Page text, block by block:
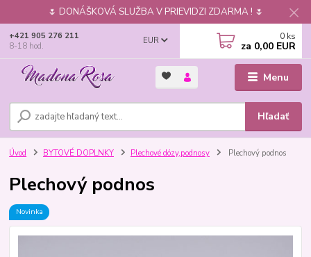
🌷 DONÁŠKOVÁ SLUŽBA V PRIEVIDZI ZDARMA ! 🌷
Menu
EUR
Hľadať
+421 905 276 211
8-18 hod.
0 ks
za 0,00 EUR
Úvod BYTOVÉ DOPLNKY Plechové dózy,podnosy Plechový podnos
Plechový podnos
Novinka